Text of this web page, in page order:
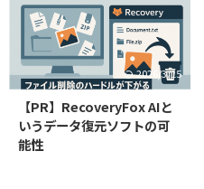
2026/3/15
【PR】RecoveryFox AIと
いうデータ復元ソフトの可
能性